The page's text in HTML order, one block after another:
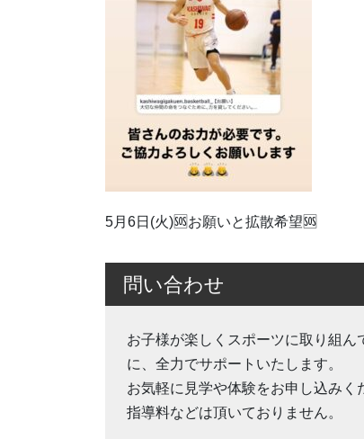
5月6日(火)🆘️お願いと拡散希望🆘️
問い合わせ
お子様が楽しくスポーツに取り組ん
に、全力でサポートいたします。
お気軽に見学や体験をお申し込みく
指導料などは頂いておりません。